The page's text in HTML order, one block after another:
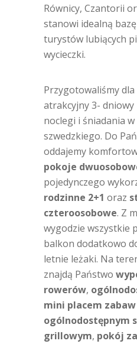
Równicy, Czantorii
stanowi idealną
turystów lubiących
wycieczki.
Przygotowaliśmy dla
atrakcyjny 3-
noclegi i śniadania
szwedzkiego. Do
oddajemy
pokoje
pojedynczego
rodzinne 2+1 oraz
czteroosobowe. Z
wygodzie wszystkie
balkon dodatkowo
letnie leżaki. Na
znajdą Państwo
rowerów,
mini placem
ogólnodostępnym
grillowym, pokój